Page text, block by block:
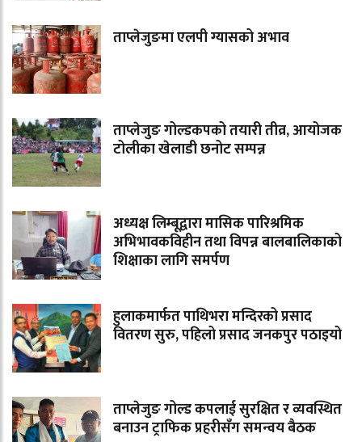
ताप्लेजुङमा एलपी ग्यासको अभाव
ताप्लेजुङ गोल्डकपको तयारी तीव्र, आयोजक
टोलीका खेलाडी छनोट सम्पन्न
अध्यक्ष लिम्बूद्वारा मासिक पारिश्रमिक
अभिभावकविहीन तथा विपन्न बालबालिकाको
शिक्षाका लागि समर्पण
हुलाकमार्फत पाथिभरा मन्दिरको प्रसाद
वितरण सुरु, पहिलो प्रसाद जनकपुर पठाइयो
ताप्लेजुङ गोल्ड कपलाई सुरक्षित र व्यवस्थित
बनाउन ट्राफिक प्रहरीसँग समन्वय बैठक